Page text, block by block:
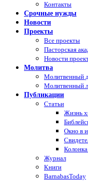
Контакты
Срочные нужды
Новости
Проекты
Все проекты
Пасторская
Новости
Молитва
Молитвенный
Молитвенный
Публикации
Статьи
Жизнь
Окно в
Колонка
Журнал
Книги
BarnabasToday